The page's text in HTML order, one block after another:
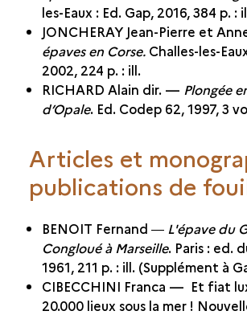
les-Eaux : Ed. Gap, 2016, 384 p. :
JONCHERAY Jean-Pierre et
épaves en Corse. Challes-les-
2002, 224 p. : ill.
RICHARD Alain dir. — Plongée
d’Opale. Ed. Codep 62, 1997, 3
Articles et
publications de
BENOIT Fernand ― L'épave du
Congloué à Marseille. Paris : ed.
1961, 211 p. : ill. (Supplément à
CIBECCHINI Franca — Et fiat
20.000 lieux sous la mer !